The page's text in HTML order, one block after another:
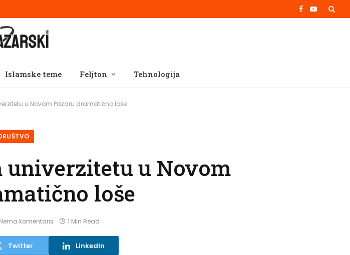
Facebook
YouTube
Islamske teme Feljton Tehnologija
u Novom Pazaru dramatično loše
univerzitetu u Novom
loše
Nema komentara 1 Min Read
Twitter LinkedIn